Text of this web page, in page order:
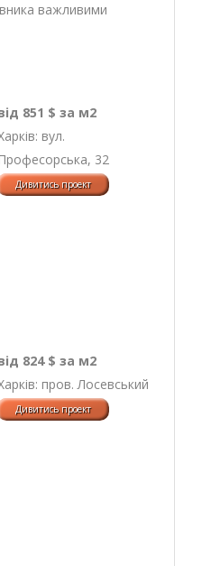
важливими
851 $ за м2
вул.
Професорська, 32
824 $ за м2
пров. Лосевський